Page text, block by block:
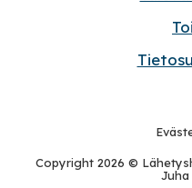
Copyright 2026 ©